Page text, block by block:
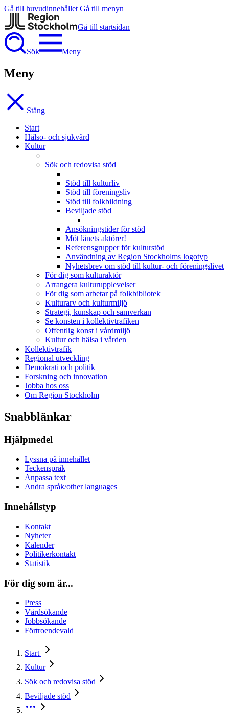
Gå till huvudinnehållet Gå till menyn
Gå till startsidan
Sök Meny
Meny
Stäng
Start
Hälso- och sjukvård
Kultur
Sök och redovisa stöd
Stöd till kulturliv
Stöd till föreningsliv
Stöd till folkbildning
Beviljade stöd
Ansökningstider för stöd
Möt länets aktörer!
Referensgrupper för kulturstöd
Användning av Region Stockholms logotyp
Nyhetsbrev om stöd till kultur- och föreningslivet
För dig som kulturaktör
Arrangera kulturupplevelser
För dig som arbetar på folkbibliotek
Kulturarv och kulturmiljö
Strategi, kunskap och samverkan
Se konsten i kollektivtrafiken
Offentlig konst i vårdmiljö
Kultur och hälsa i vården
Kollektivtrafik
Regional utveckling
Demokrati och politik
Forskning och innovation
Jobba hos oss
Om Region Stockholm
Snabblänkar
Hjälpmedel
Lyssna på innehållet
Teckenspråk
Anpassa text
Andra språk/other languages
Innehållstyp
Kontakt
Nyheter
Kalender
Politikerkontakt
Statistik
För dig som är...
Press
Vårdsökande
Jobbsökande
Förtroendevald
Start
Kultur
Sök och redovisa stöd
Beviljade stöd